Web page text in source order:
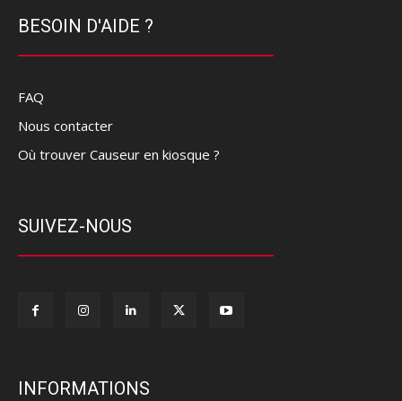
BESOIN D'AIDE ?
FAQ
Nous contacter
Où trouver Causeur en kiosque ?
SUIVEZ-NOUS
INFORMATIONS